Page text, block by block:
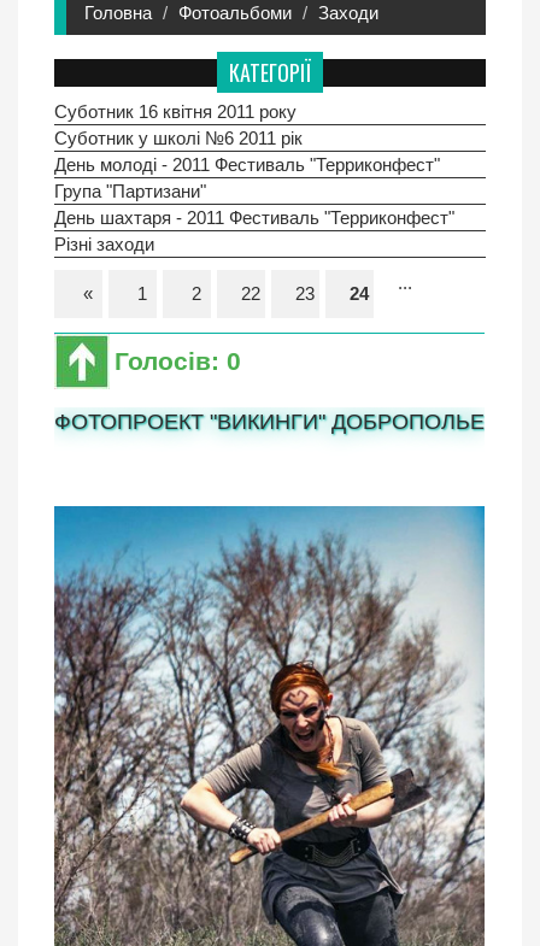
Головна Фотоальбоми Заходи
КАТЕГОРІЇ
Суботник 16 квітня 2011 року
Суботник у школі №6 2011 рік
День молоді - 2011 Фестиваль "Терриконфест"
Група "Партизани"
День шахтаря - 2011 Фестиваль "Терриконфест"
Різні заходи
« 1 2
...
22 23 24
Голосів: 0
ФОТОПРОЕКТ "ВИКИНГИ" ДОБРОПОЛЬЕ